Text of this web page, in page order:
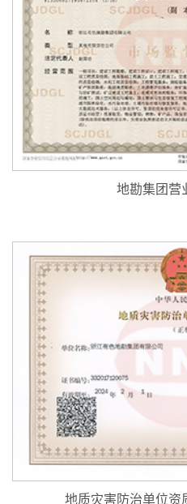
地勘集团营
地质灾害防治单位资